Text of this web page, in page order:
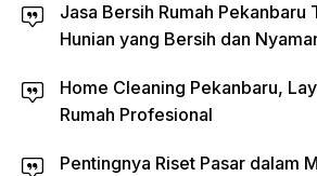
Jasa Bersih Rumah Pekanbaru
Hunian yang Bersih dan
Home Cleaning Pekanbaru,
Rumah Profesional
Pentingnya Riset Pasar dalam